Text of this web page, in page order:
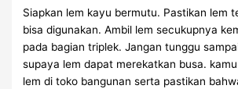
Siapkan lem kayu bermutu. Pastikan lem
bisa digunakan. Ambil lem secukupnya
pada bagian triplek. Jangan tunggu
supaya lem dapat merekatkan busa.
lem di toko bangunan serta pastikan